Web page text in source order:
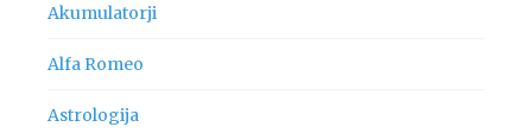
Akumulatorji
Alfa Romeo
Astrologija